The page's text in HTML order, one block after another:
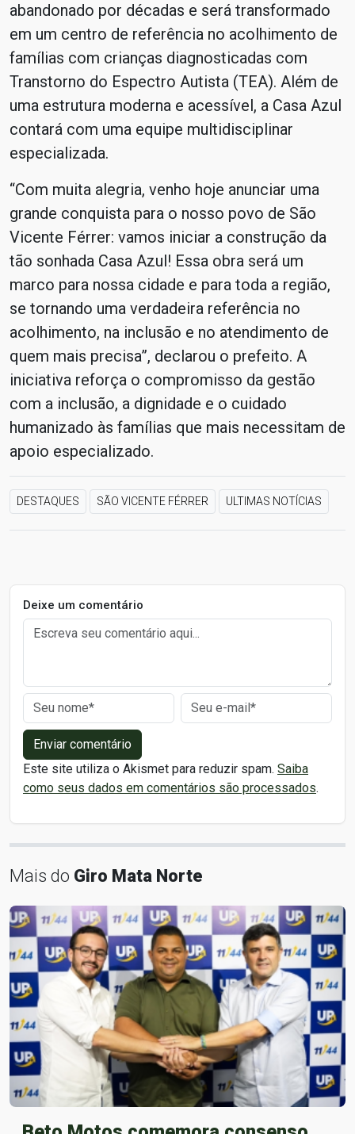
abandonado por décadas e será transformado
em um centro de referência no acolhimento de
famílias com crianças diagnosticadas com
Transtorno do Espectro Autista (TEA). Além de
uma estrutura moderna e acessível, a Casa Azul
contará com uma equipe multidisciplinar
especializada.
“Com muita alegria, venho hoje anunciar uma
grande conquista para o nosso povo de São
Vicente Férrer: vamos iniciar a construção da
tão sonhada Casa Azul! Essa obra será um
marco para nossa cidade e para toda a região,
se tornando uma verdadeira referência no
acolhimento, na inclusão e no atendimento de
quem mais precisa”, declarou o prefeito. A
iniciativa reforça o compromisso da gestão
com a inclusão, a dignidade e o cuidado
humanizado às famílias que mais necessitam de
apoio especializado.
DESTAQUES SÃO VICENTE FÉRRER ULTIMAS NOTÍCIAS
Deixe um comentário
Enviar comentário
Este site utiliza o Akismet para reduzir spam. Saiba
como seus dados em comentários são processados.
Mais do Giro Mata Norte